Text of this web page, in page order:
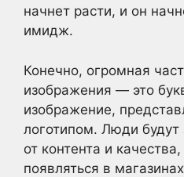
начнет расти, и он
имидж.
Конечно, огромная
изображения — это
изображение,
логотипом. Люди будут
от контента и
появляться в